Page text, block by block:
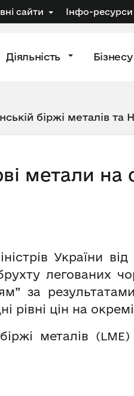
сайти Інфо-ресурси
Діяльність Бізнесу
біржі металів та
метали на
України
легованих
за
рівні цін на
металів
(LME)